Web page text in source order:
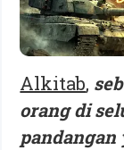
Alkitab,
orang di
pandangan